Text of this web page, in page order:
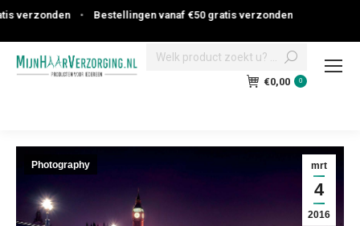
• Bestellingen vanaf €50 gratis verzonden
Search:
€0,00 0
mrt
4
2016
Photography